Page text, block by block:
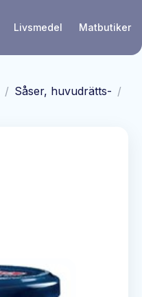
Livsmedel Matbutiker
/ Såser, huvudrätts- /